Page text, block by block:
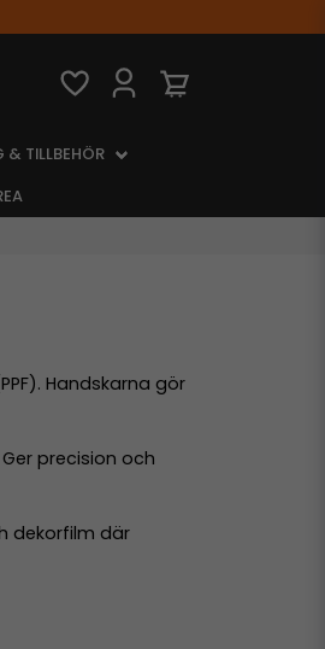
& TILLBEHÖR
Handskarna gör
precision och
dekorfilm där